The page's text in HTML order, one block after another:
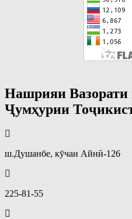
Нашрияи
Ҷумҳурии
ш.Душанбе, кӯчаи Айнӣ-126
225-81-55